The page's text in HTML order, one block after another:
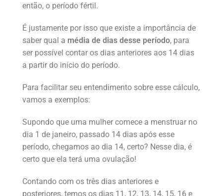
então, o período fértil.
É justamente por isso que existe a importância de
saber qual a média de dias desse período, para
ser possível contar os dias anteriores aos 14 dias
a partir do início do período.
Para facilitar seu entendimento sobre esse cálculo,
vamos a exemplos:
Supondo que uma mulher comece a menstruar no
dia 1 de janeiro, passado 14 dias após esse
período, chegamos ao dia 14, certo? Nesse dia, é
certo que ela terá uma ovulação!
Contando com os três dias anteriores e
posteriores, temos os dias 11, 12, 13, 14, 15, 16 e